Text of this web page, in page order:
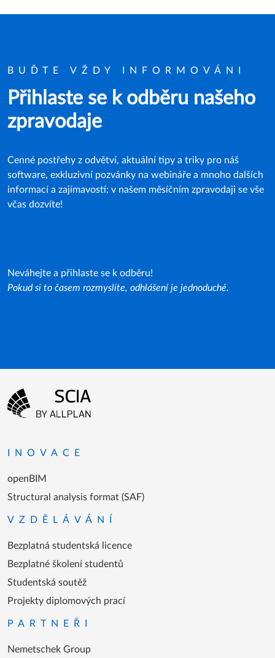
BUĎTE VŽDY INFORMOVÁNI
Přihlaste se k odběru našeho
zpravodaje
Cenné postřehy z odvětví, aktuální tipy a triky pro náš
software, exkluzivní pozvánky na webináře a mnoho dalších
informací a zajímavostí: v našem měsíčním zpravodaji se vše
včas dozvíte!
Neváhejte a přihlaste se k odběru!
Pokud si to časem rozmyslíte, odhlášení je jednoduché.
Menu patičky
INOVACE
openBIM
Structural analysis format (SAF)
VZDĚLÁVÁNÍ
Bezplatná studentská licence
Bezplatné školení studentů
Studentská soutěž
Projekty diplomových prací
PARTNEŘI
Nemetschek Group